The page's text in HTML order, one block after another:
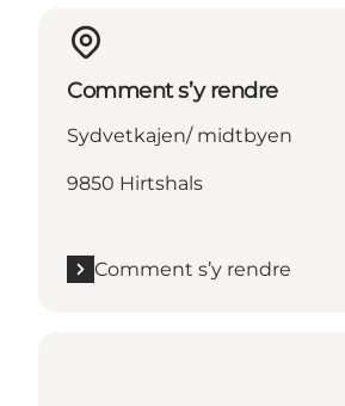
Comment s’y rendre
Sydvetkajen/ midtbyen
9850 Hirtshals
Comment s’y rendre